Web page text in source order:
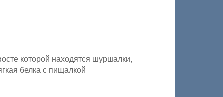
которой находятся шуршалки,
белка с пищалкой